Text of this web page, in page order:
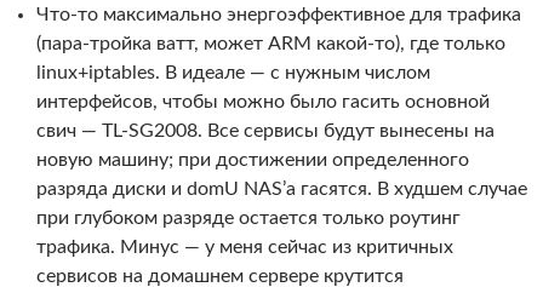
Что-то максимально энергоэффективное для трафика
(пара-тройка ватт, может ARM какой-то), где только
linux+iptables. В идеале — с нужным числом
интерфейсов, чтобы можно было гасить основной
свич — TL-SG2008. Все сервисы будут вынесены на
новую машину; при достижении определенного
разряда диски и domU NAS’а гасятся. В худшем случае
при глубоком разряде остается только роутинг
трафика. Минус — у меня сейчас из критичных
сервисов на домашнем сервере крутится